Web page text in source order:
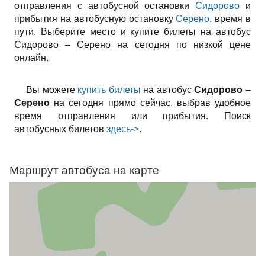
отправления с автобусной остановкиСидорово и
прибытия на автобусную остановкуСерено, время в
пути. Выберите место и купите билеты на автобус
Сидорово – Серено на сегодня по низкой цене
онлайн.
Вы можете купить билеты на автобусСидорово –
Серено на сегодня прямо сейчас, выбрав удобное
время отправления или прибытия. Поиск
автобусных билетов здесь->.
Маршрут автобуса на карте